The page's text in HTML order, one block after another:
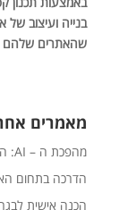
בנייה ועיצוב של
שהאתרים שלהם
מאמרים
מהפכת ה – AI: השינוי בהייטק, ובחיינו.
הדרכה בתחום
הכנה אישית